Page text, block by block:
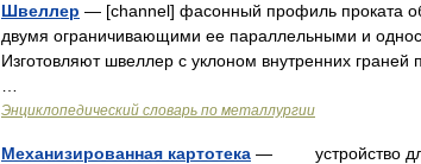
Швеллер — [channel] фасонный профиль проката
двумя ограничивающими ее параллельными и
Изготовляют швеллер с уклоном внутренних
Энциклопедический словарь по металлургии
Механизированная картотека — устройство для